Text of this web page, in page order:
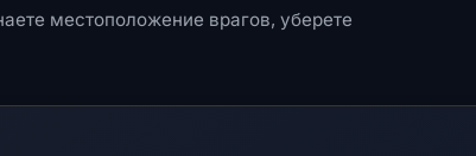
местоположение врагов, уберете